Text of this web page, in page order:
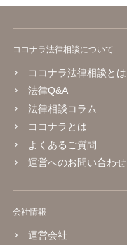
ココナラ法律相談について
ココナラ法律相談とは
法律Q&A
法律相談コラム
ココナラとは
よくあるご質問
運営へのお問い合わせ
会社情報
運営会社